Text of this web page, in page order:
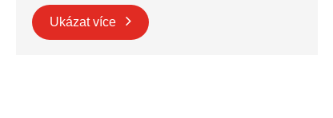
Ukázat více